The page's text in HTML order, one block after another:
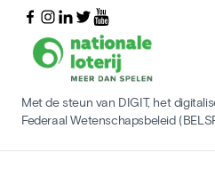
Met de steun van DIGIT, het
Federaal Wetenschapsbeleid